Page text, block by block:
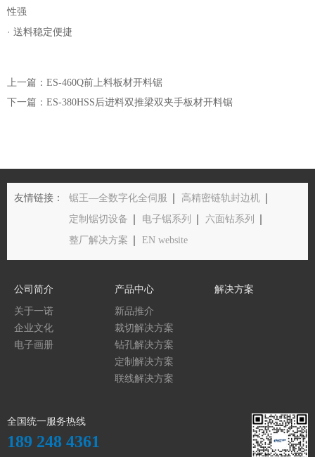
性强
· 送料稳定便捷
上一篇：ES-460Q前上料板材开料锯
下一篇：ES-380HSS后进料双推梁双夹手板材开料锯
友情链接： 锯王—全数字化全伺服
高精密链轨封边机
定制锯切设备
电子锯系列
六面钻系列
整厂解决方案
EN website
公司简介
关于一诺
企业文化
电子画册
产品中心
新品推介
裁切解决方案
钻孔解决方案
定制解决方案
联线解决方案
解决方案
全国统一服务热线
189 248 4361